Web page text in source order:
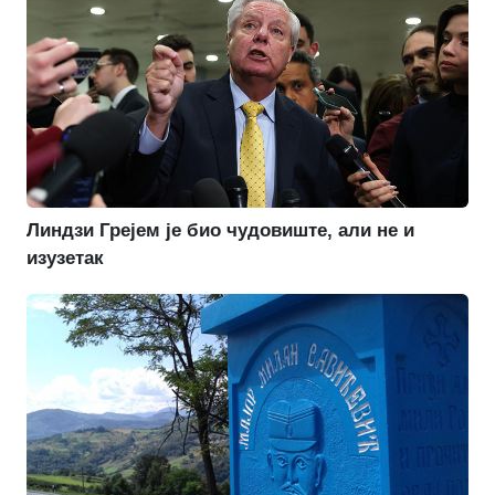
Линдзи Грејем је био чудовиште, али не и
изузетак